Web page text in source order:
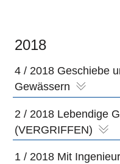
2018
4 / 2018 Geschiebe
Gewässern
2 / 2018 Lebendige
(VERGRIFFEN)
1 / 2018 Mit